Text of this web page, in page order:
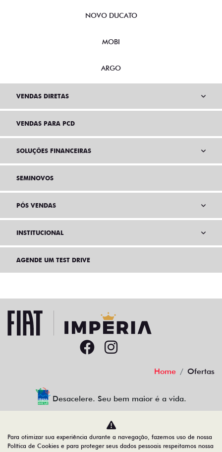
NOVO DUCATO
MOBI
ARGO
VENDAS DIRETAS
VENDAS PARA PCD
SOLUÇÕES FINANCEIRAS
SEMINOVOS
PÓS VENDAS
INSTITUCIONAL
AGENDE UM TEST DRIVE
Home Ofertas
Desacelere. Seu bem maior é a vida.
IMPERIA - DISTRIBUIDORA DE VEICULOS LTDA
Para otimizar sua experiência durante a navegação, fazemos uso de nossa
Política de Cookies e para proteger seus dados pessoais respeitamos nossa